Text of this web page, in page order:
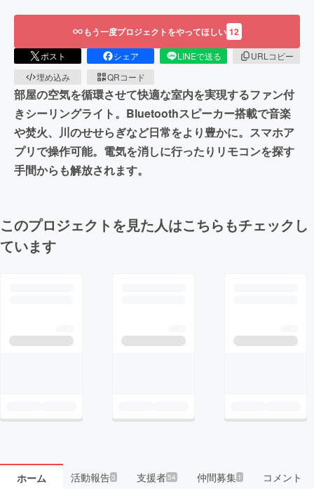
もう一度プロジェクトをやってほしい 12
ポスト シェア LINEで送る
URLコピー
埋め込み
QRコード
部屋の空気を循環させて快適な室内を実現するファン付
きシーリングライト。Bluetoothスピーカー搭載で音楽
や焚火、川のせせらぎなど日常をより豊かに。スマホア
プリで操作可能。電気を消しに行ったりリモコンを探す
手間からも解放されます。
このプロジェクトを見た人はこちらもチェックし
ています
ホーム 活動報告3 支援者54 仲間募集 1 コメント